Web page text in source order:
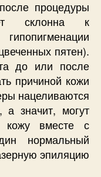
процедуры
склонна к
пятен).
до или после
причиной кожи
нацеливаются
а значит, могут
кожу вместе с
нормальный
эпиляцию